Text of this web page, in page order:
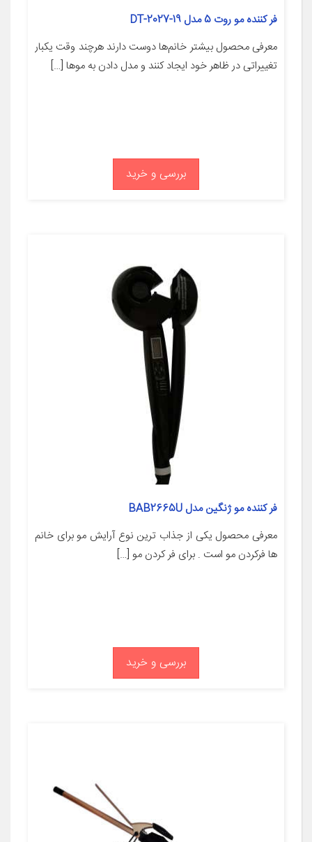
فر کننده مو روت 5 مدل DT-2027-19
معرفی محصول بیشتر خانم‌ها دوست دارند هرچند وقت یکبار
تغییراتی در ظاهر خود ایجاد کنند و مدل دادن به موها […]
بررسی و خرید
فر کننده مو ژنگین مدل BAB2665U
معرفی محصول یکی از جذاب ترین نوع آرایش مو برای خانم
ها فرکردن مو است . برای فر کردن مو […]
بررسی و خرید